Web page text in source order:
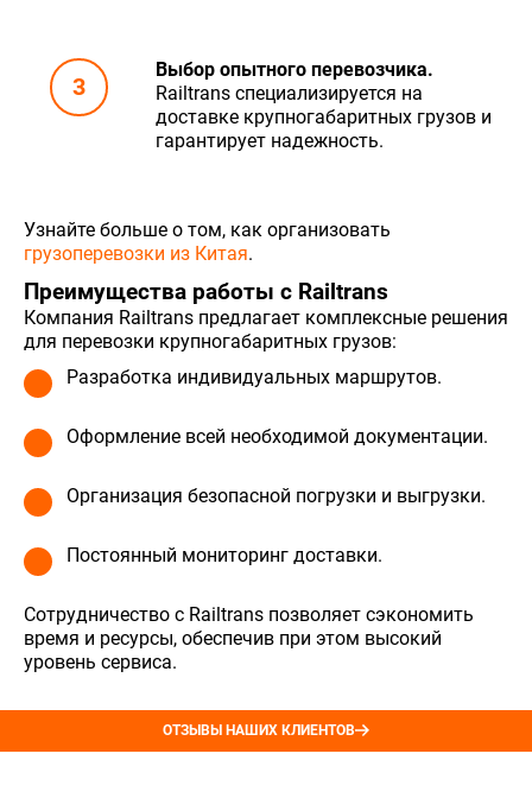
Выбор опытного перевозчика.
Railtrans специализируется на
доставке крупногабаритных грузов и
гарантирует надежность.
Узнайте больше о том, как организовать
грузоперевозки из Китая.
Преимущества работы с Railtrans
Компания Railtrans предлагает комплексные решения
для перевозки крупногабаритных грузов:
Разработка индивидуальных маршрутов.
Оформление всей необходимой документации.
Организация безопасной погрузки и выгрузки.
Постоянный мониторинг доставки.
Сотрудничество с Railtrans позволяет сэкономить
время и ресурсы, обеспечив при этом высокий
уровень сервиса.
ОТЗЫВЫ НАШИХ КЛИЕНТОВ